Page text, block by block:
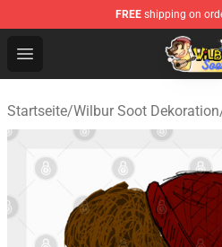
FREE shipping on
Open menu
Wilbur Soot Shop - Official
Startseite/Wilbur Soot Dekoration